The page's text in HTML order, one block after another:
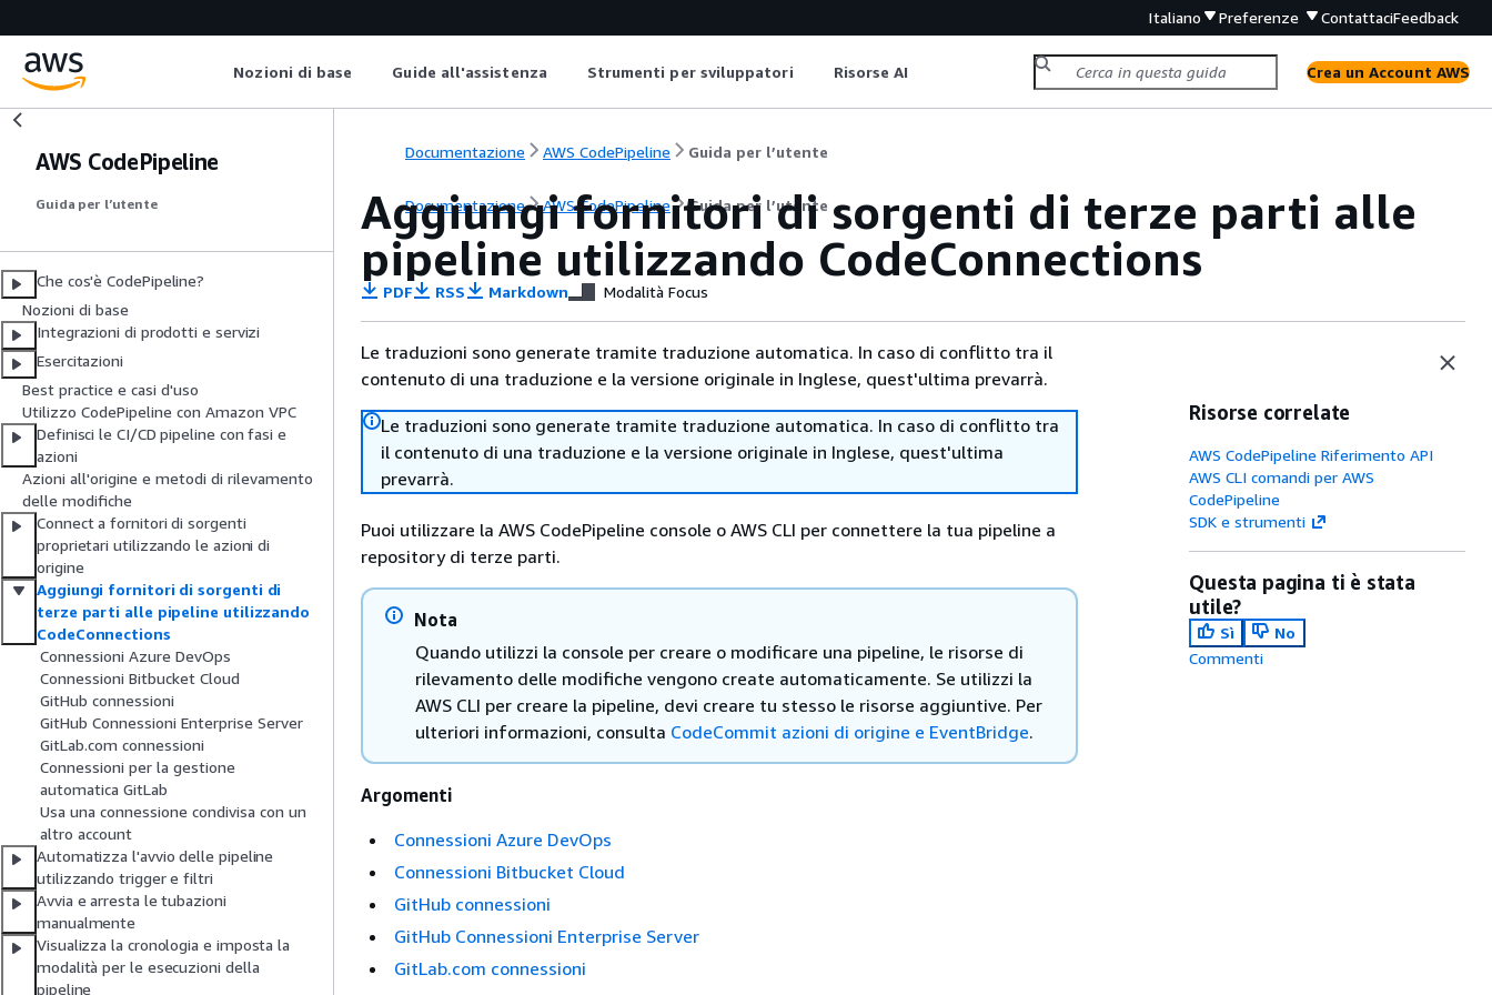
Italiano Preferenze ContattaciFeedback
Nozioni di base Guide all'assistenza Strumenti per sviluppatori Risorse AI Crea un Account AWS
AWS CodePipeline
Guida per l’utente
Che cos'è CodePipeline?
Nozioni di base
Integrazioni di prodotti e servizi
Esercitazioni
Best practice e casi d'uso
Utilizzo CodePipeline con Amazon VPC
Definisci le CI/CD pipeline con fasi e
azioni
Azioni all'origine e metodi di rilevamento
delle modifiche
Connect a fornitori di sorgenti
proprietari utilizzando le azioni di
origine
Aggiungi fornitori di sorgenti di
terze parti alle pipeline utilizzando
CodeConnections
Connessioni Azure DevOps
Connessioni Bitbucket Cloud
GitHub connessioni
GitHub Connessioni Enterprise Server
GitLab.com connessioni
Connessioni per la gestione
automatica GitLab
Usa una connessione condivisa con un
altro account
Automatizza l'avvio delle pipeline
utilizzando trigger e filtri
Avvia e arresta le tubazioni
manualmente
Visualizza la cronologia e imposta la
modalità per le esecuzioni della
pipeline
Documentazione AWS CodePipeline Guida per l’utente
Documentazione AWS CodePipeline Guida per l’utente
Aggiungi fornitori di sorgenti di terze parti alle
pipeline utilizzando CodeConnections
PDF RSS Markdown Modalità Focus
Le traduzioni sono generate tramite traduzione automatica. In caso di conflitto tra il
contenuto di una traduzione e la versione originale in Inglese, quest'ultima prevarrà.
Le traduzioni sono generate tramite traduzione automatica. In caso di conflitto tra
il contenuto di una traduzione e la versione originale in Inglese, quest'ultima
prevarrà.
Puoi utilizzare la AWS CodePipeline console o AWS CLI per connettere la tua pipeline a
repository di terze parti.
Nota
Quando utilizzi la console per creare o modificare una pipeline, le risorse di
rilevamento delle modifiche vengono create automaticamente. Se utilizzi la
AWS CLI per creare la pipeline, devi creare tu stesso le risorse aggiuntive. Per
ulteriori informazioni, consulta CodeCommit azioni di origine e EventBridge.
Argomenti
Connessioni Azure DevOps
Connessioni Bitbucket Cloud
GitHub connessioni
GitHub Connessioni Enterprise Server
GitLab.com connessioni
Risorse correlate
AWS CodePipeline Riferimento API
AWS CLI comandi per AWS
CodePipeline
SDK e strumenti
Questa pagina ti è stata
utile?
Sì
No
Commenti